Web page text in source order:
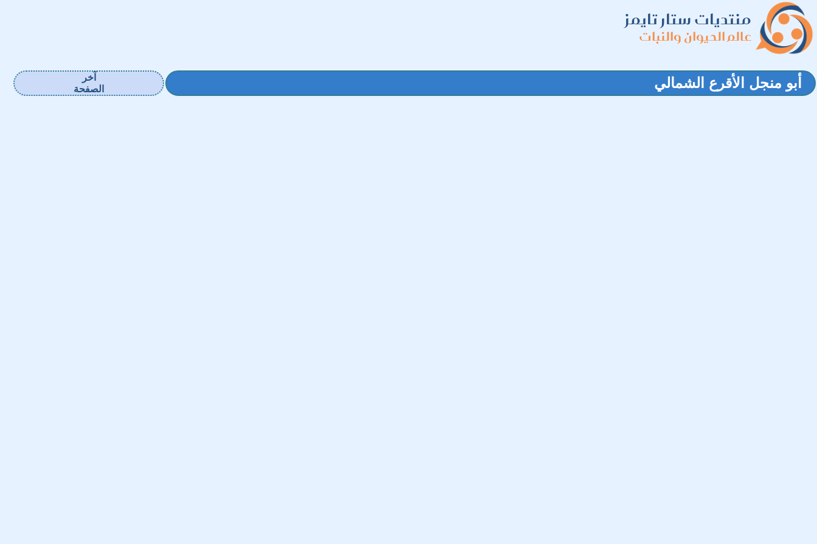
منتديات ستار تايمز
عالم الحيوان والنبات
أبو منجل الأقرع الشمالي
آخر
الصفحة